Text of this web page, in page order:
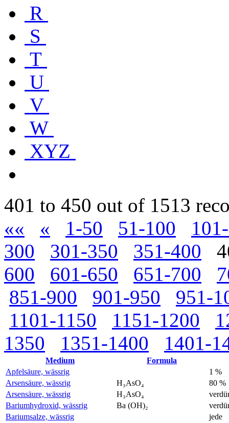
R
S
T
U
V
W
XYZ
401 to 450 out of 1513
««
« 1-50 51-100
300
301-350 351-400
600
601-650 651-700
851-900
901-950
951-
1101-1150
1151-1200
1350
1351-1400 1401-
Medium
Formula
Apfelsäure, wässrig
1 %
Arsensäure, wässrig
H₃AsO₄
80 %
Arsensäure, wässrig
H₃AsO₄
Bariumhydroxid, wässrig
Ba (OH)₂
Bariumsalze, wässrig
jede